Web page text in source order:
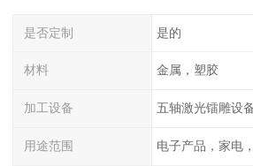
是否定制 是的
材料 金属，塑胶
加工设备 五轴激光镭雕设
用途范围 电子产品，家电